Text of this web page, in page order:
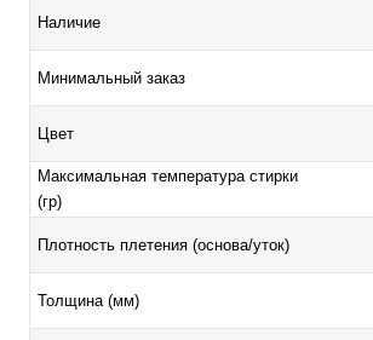
Наличие
Минимальный заказ
Цвет
Максимальная температура стирки
(гр)
Плотность плетения (основа/уток)
Толщина (мм)